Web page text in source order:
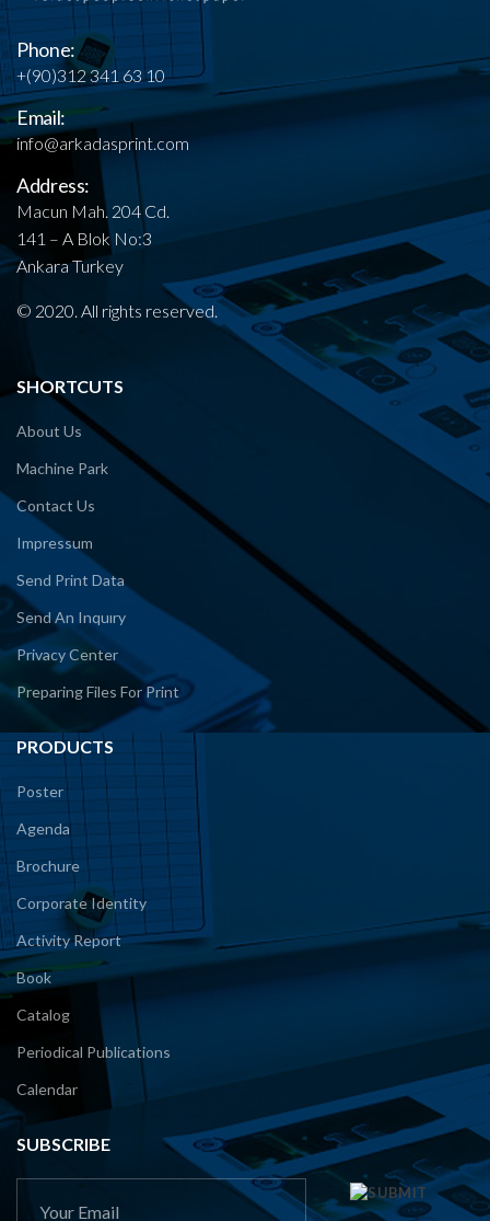
Phone:
+(90)312 341 63 10
Email:
info@arkadasprint.com
Address:
Macun Mah. 204 Cd.
141 – A Blok No:3
Ankara Turkey
© 2020. All rights reserved.
SHORTCUTS
About Us
Machine Park
Contact Us
Impressum
Send Print Data
Send An Inquıry
Privacy Center
Preparing Files For Print
PRODUCTS
Poster
Agenda
Brochure
Corporate Identity
Activity Report
Book
Catalog
Periodical Publications
Calendar
SUBSCRIBE